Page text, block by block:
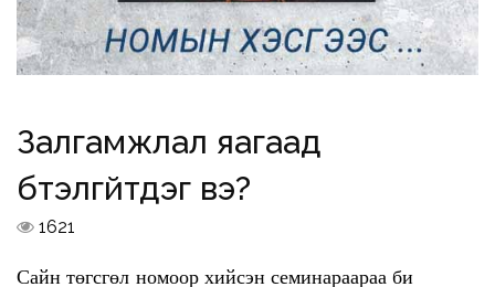
Залгамжлал яагаад
бүтэлгүйтдэг вэ?
1621
Сайн төгсгөл номоор хийсэн семинараараа би